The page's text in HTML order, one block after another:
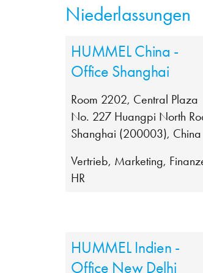
Niederlassungen
HUMMEL China -
Office Shanghai
Room 2202, Central Plaza
No. 227 Huangpi North
Shanghai (200003), China
Vertrieb, Marketing,
HR
HUMMEL Indien -
Office New Delhi